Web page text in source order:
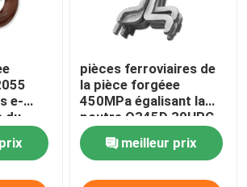
e-
du
pièces ferroviaires de
la pièce forgéee
450MPa égalisant la
poutre Q345D 39HRC-
48HRC
meilleur prix